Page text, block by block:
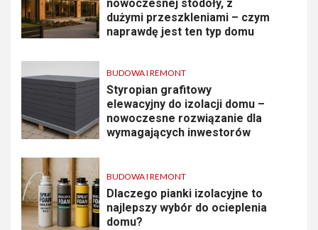
nowoczesnej stodoły, z
dużymi przeszkleniami – czym
naprawdę jest ten typ domu
BUDOWA I REMONT
Styropian grafitowy
elewacyjny do izolacji domu –
nowoczesne rozwiązanie dla
wymagających inwestorów
BUDOWA I REMONT
Dlaczego pianki izolacyjne to
najlepszy wybór do ocieplenia
domu?